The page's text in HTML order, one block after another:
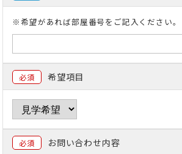
※希望があれば部屋番号をご記入ください。
必須 希望項目
必須 お問い合わせ内容